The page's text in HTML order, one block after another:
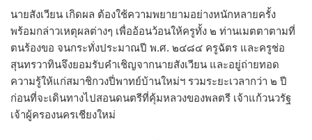
นายสังเวียน เกิดผล ต้องใช้ความพยายามอย่างหนักหลายครั้ง
พร้อมกล่าวเหตุผลต่างๆ เพื่ออ้อนว้อนให้ครูทั้ง ๒ ท่านเมตตาตามที่
ตนร้องขอ จนกระทั่งประมาณปี พ.ศ. ๒๔๘๔ ครูฉัตร และครูช่อ
สุนทรวาทินจึงยอมรับคำเชิญจากนายสังเวียน และอยู่ถ่ายทอด
ความรู้ให้แก่สมาชิกวงปี่พาทย์บ้านใหม่ฯ รวมระยะเวลากว่า ๒ ปี
ก่อนที่จะเดินทางไปสอนดนตรีที่คุ้มหลวงของพลตรี เจ้าแก้วนวรัฐ
เจ้าผู้ครองนครเชียงใหม่